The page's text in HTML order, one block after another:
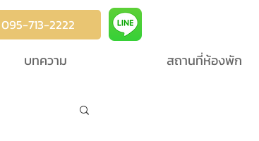
095-713-2222
บทความ สถานที่ห้องพัก